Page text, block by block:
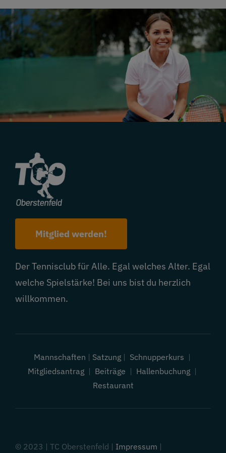
Mitglied werden!
Der Tennisclub für Alle. Egal welches Alter. Egal
welche Spielstärke! Bei uns bist du herzlich
willkommen.
Mannschaften | Satzung| Schnupperkurs |
Mitgliedsantrag| Beiträge | Hallenbuchung|
Restaurant
© 2023 | TC Oberstenfeld | Impressum |